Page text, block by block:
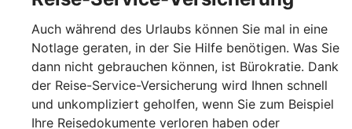
Auch während des Urlaubs können Sie mal in eine
Notlage geraten, in der Sie Hilfe benötigen. Was Sie
dann nicht gebrauchen können, ist Bürokratie. Dank
der Reise-Service-Versicherung wird Ihnen schnell
und unkompliziert geholfen, wenn Sie zum Beispiel
Ihre Reisedokumente verloren haben oder